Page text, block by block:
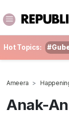
Hot Topics:
Ameera
Anak-